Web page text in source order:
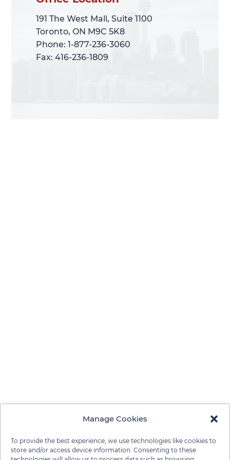
Manage Cookies
To provide the best experience, we use technologies like cookies to
store and/or access device information. Consenting to these
191 The West Mall, Suite 1100
Toronto, ON M9C 5K8
Phone: 1-877-236-3060
Fax: 416-236-1809
191 The West Mall, Suite 1100
Toronto, ON M9C 5K8
Phone: 1-877-236-3060
Fax: 416-236-1809